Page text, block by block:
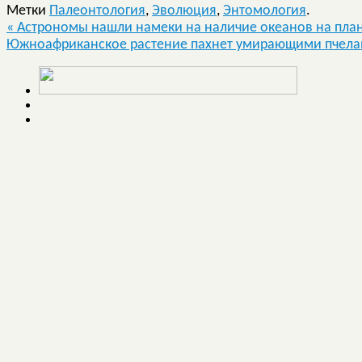
Метки Палеонтология, Эволюция, Энтомология.
« Астрономы нашли намеки на наличие океанов на
Южноафриканское растение пахнет умирающими